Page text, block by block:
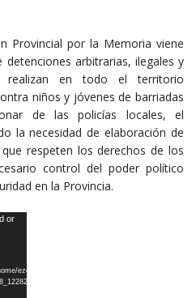
Provincial por la Memoria viene
arbitrarias, ilegales y
realizan en todo el territorio
niños y jóvenes de barriadas
de las policías locales, el
la necesidad de elaboración de
respeten los derechos de los
control del poder político
en la Provincia.
or
ezequiel/2230/multi_comi/wp-